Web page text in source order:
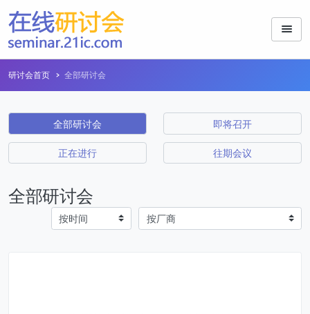
研讨会首页 全部研讨会
全部研讨会 即将召开
正在进行 往期会议
全部研讨会